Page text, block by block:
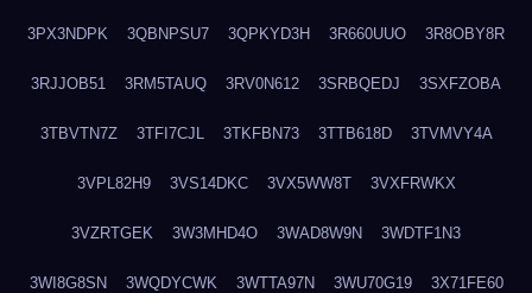
3PX3NDPK 3QBNPSU7 3QPKYD3H 3R660UUO 3R8OBY8R
3RJJOB51 3RM5TAUQ 3RV0N612 3SRBQEDJ 3SXFZOBA
3TBVTN7Z 3TFI7CJL 3TKFBN73 3TTB618D 3TVMVY4A
3VPL82H9 3VS14DKC 3VX5WW8T 3VXFRWKX
3VZRTGEK 3W3MHD4O 3WAD8W9N 3WDTF1N3
3WI8G8SN 3WQDYCWK 3WTTA97N 3WU70G19 3X71FE60